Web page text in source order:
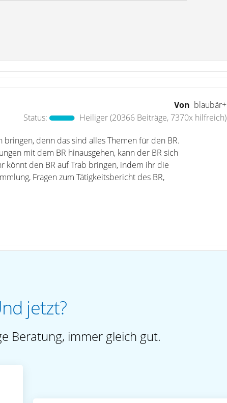
Von blaubär+
Status:
Heiliger(20366 Beiträge, 7370x hilfreich)
denn das sind alles Themen für den BR.
mit dem BR hinausgehen, kann der BR sich
den BR auf Trab bringen, indem ihr die
Fragen zum Tätigkeitsbericht des BR,
jetzt?
Beratung, immer gleich gut.